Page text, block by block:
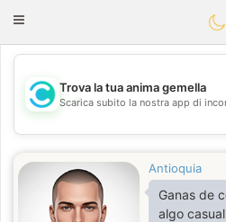
olombia
Toggle
💖
💕
Trova la tua anima gemella
Scarica subito la nostra app di
Antioquia
Ganas de
algo casual